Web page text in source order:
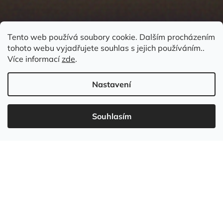
Tento web používá soubory cookie. Dalším procházením
tohoto webu vyjadřujete souhlas s jejich používáním..
Více informacízde.
Nastavení
Souhlasím
Kontakt